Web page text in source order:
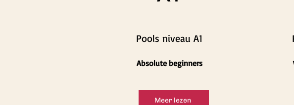
Pools niveau A1
Absolute beginners
Meer lezen